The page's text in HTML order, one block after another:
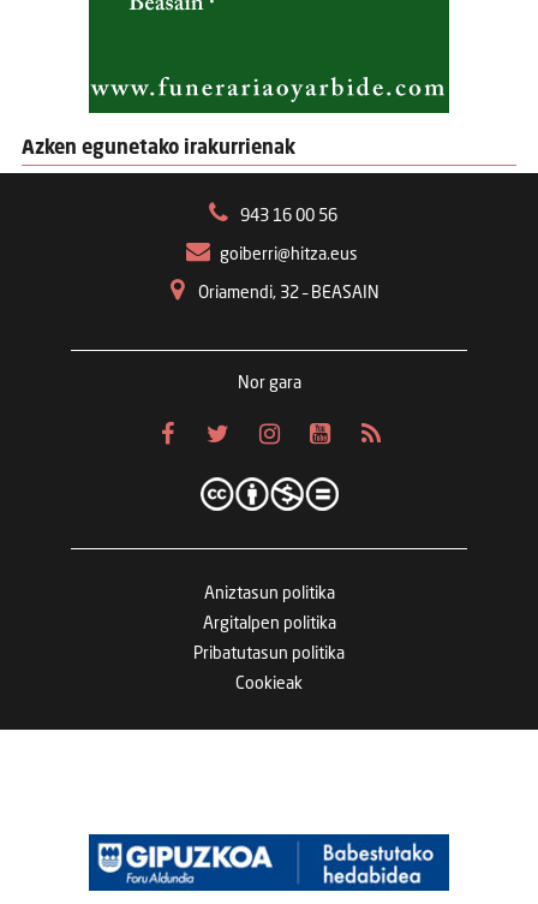
Azken egunetako irakurrienak
943 16 00 56
goiberri@hitza.eus
Oriamendi, 32 – BEASAIN
Nor gara
Aniztasun politika
Argitalpen politika
Pribatutasun politika
Cookieak